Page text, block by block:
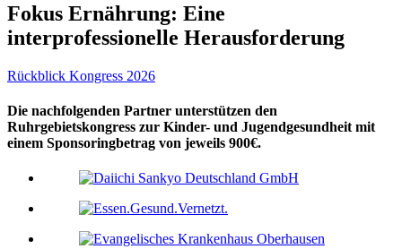
Fokus Ernährung: Eine
interprofessionelle Herausforderung
Rückblick Kongress 2026
Die nachfolgenden Partner unterstützen den
Ruhrgebietskongress zur Kinder- und Jugendgesundheit mit
einem Sponsoringbetrag von jeweils 900€.